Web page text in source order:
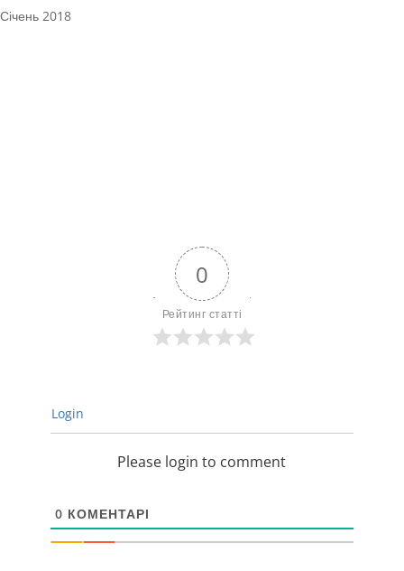
Січень 2018
0
Рейтинг статті
Login
Please login to comment
0 КОМЕНТАРІ